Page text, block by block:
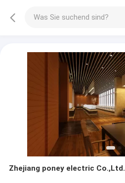
Zhejiang poney electric Co.,Ltd.